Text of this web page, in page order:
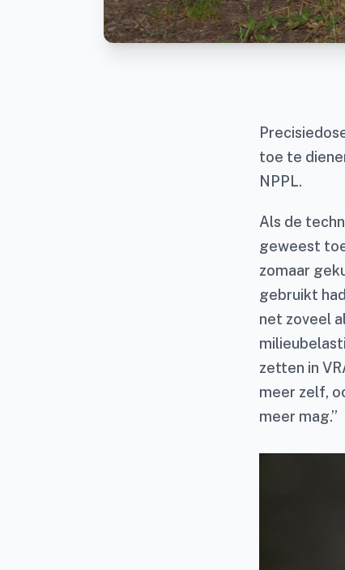
toe te
NPPL.
Als de
geweest
zomaar
gebruikt
net zoveel
zetten in
meer zelf,
meer mag.”